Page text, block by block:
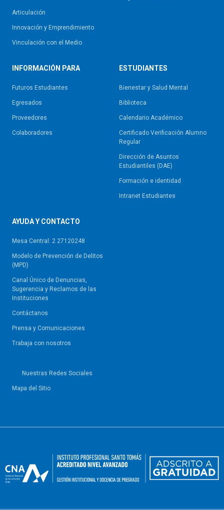
Articulación
Innovación y Emprendimiento
Vinculación con el Medio
INFORMACIÓN PARA
Futuros Estudiantes
Egresados
Proveedores
Colaboradores
ESTUDIANTES
Bienestar y Salud Mental
Biblioteca
Calendario Académico
Certificado Verificación Alumno
Regular
Dirección de Asuntos
Estudiantiles (DAE)
Formación e identidad
Intranet Estudiantes
AYUDA Y CONTACTO
Mesa Central: 2 27120248
Modelo de Prevención de Delitos
(MPD)
Canal Único de Denuncias,
Sugerencia y Reclamos de las
Instituciones
Contáctanos
Prensa y Comunicaciones
Trabaja con nosotros
Nuestras Redes Sociales
Mapa del Sitio